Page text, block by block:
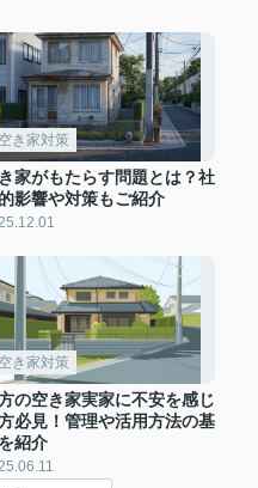
空き家対策
家がもたらす問題とは？社
影響や対策もご紹介
空き家対策
の空き家実家に不安を感じ
必見！管理や活用方法の基
紹介